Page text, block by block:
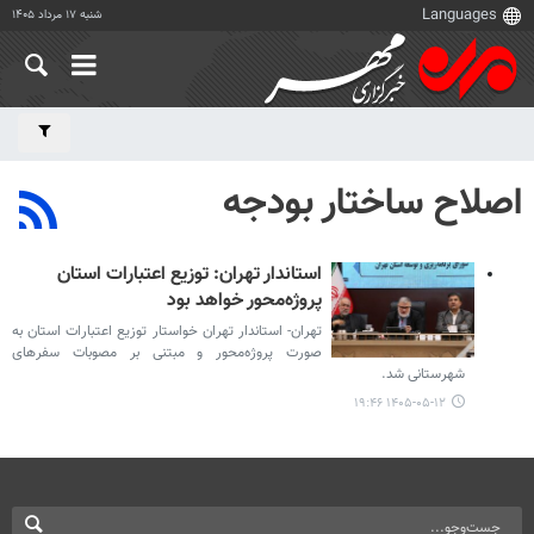
شنبه ۱۷ مرداد ۱۴۰۵
اصلاح ساختار بودجه
استاندار تهران: توزیع اعتبارات استان
پروژه‌محور خواهد بود
تهران- استاندار تهران خواستار توزیع اعتبارات استان به
صورت پروژه‌محور و مبتنی بر مصوبات سفرهای
شهرستانی شد.
۱۴۰۵-۰۵-۱۲ ۱۹:۴۶